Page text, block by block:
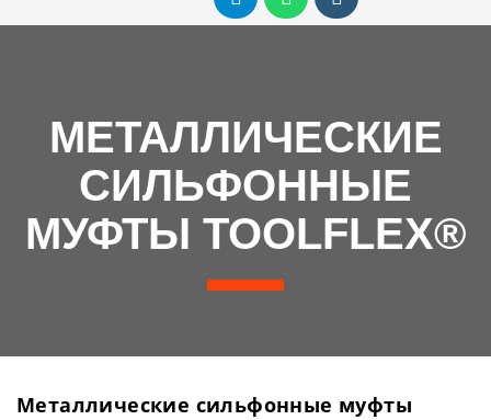
МЕТАЛЛИЧЕСКИЕ
СИЛЬФОННЫЕ
МУФТЫ TOOLFLEX®
Металлические сильфонные муфты